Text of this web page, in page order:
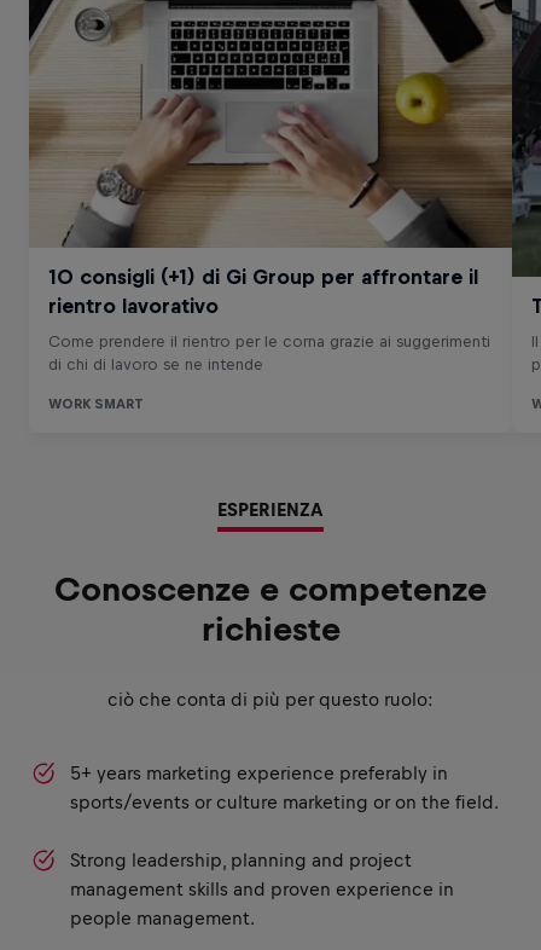
ESPERIENZA
Conoscenze e competenze
richieste
ciò che conta di più per questo ruolo:
5+ years marketing experience preferably in
sports/events or culture marketing or on the field.
Strong leadership, planning and project
management skills and proven experience in
people management.